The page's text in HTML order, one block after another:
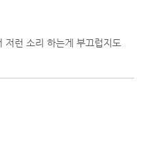
런 소리 하는게 부끄럽지도